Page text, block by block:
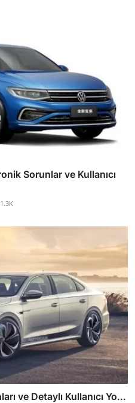
Sorunlar ve Kullanıcı
1.3K
ve Detaylı Kullanıcı Yo...